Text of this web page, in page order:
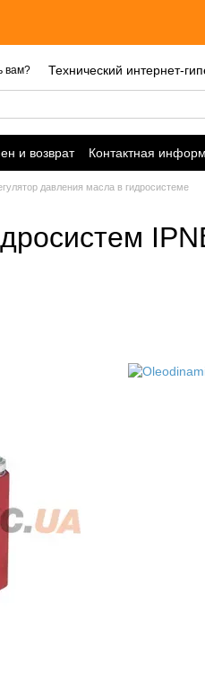
вам? Технический интернет-
и возврат Контактная
давления масла в гидросистеме